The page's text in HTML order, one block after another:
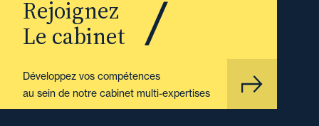
Rejoignez
Le cabinet
Développez vos compétences
au sein de notre cabinet multi-expertises